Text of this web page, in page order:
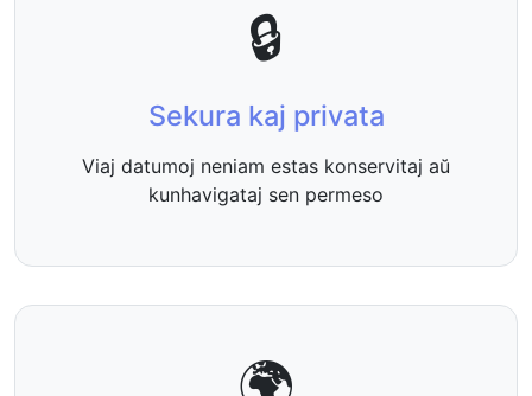
🔒
Sekura kaj privata
Viaj datumoj neniam estas konservitaj aŭ
kunhavigataj sen permeso